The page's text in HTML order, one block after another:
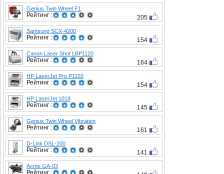
Genius Twin Wheel F1
Рейтинг : 205
Samsung SCX-4200
Рейтинг : 154
Canon Laser Shot LBP1120
Рейтинг : 164
HP LaserJet Pro P1102
Рейтинг : 154
HP LaserJet 1018
Рейтинг : 145
Genius Twin Wheel Vibration
Рейтинг : 161
D-Link DSL-200
Рейтинг : 141
Acme GA-03
Рейтинг :